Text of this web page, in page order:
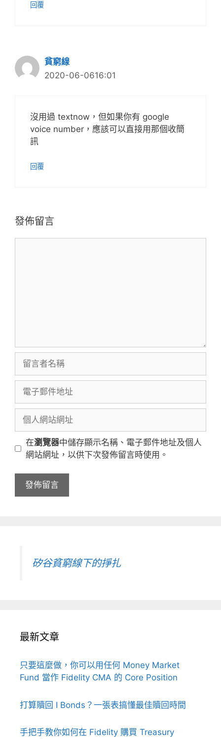
回覆
貧窮線
2020-06-0616:01
沒用過 textnow，但如果你有 google
voice number，應該可以直接用那個收簡
訊
回覆
發佈留言
者
稱
郵
地
址
站
址
在瀏覽器中儲存顯示名稱、電子郵件地址及個人
網站網址，以供下次發佈留言時使用。
矽谷貧窮線下的掙扎
最新文章
只要這麼做，你可以用任何 Money Market
Fund 當作 Fidelity CMA 的 Core Position
打算贖回 I Bonds？一張表搞懂最佳贖回時間
手把手教你如何在 Fidelity 購買 Treasury